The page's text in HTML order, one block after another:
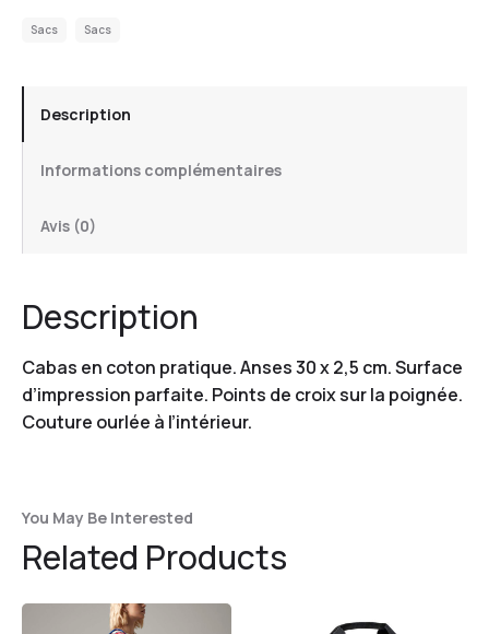
Sacs Sacs
Description
Informations complémentaires
Avis (0)
Description
Cabas en coton pratique. Anses 30 x 2,5 cm. Surface
d’impression parfaite. Points de croix sur la poignée.
Couture ourlée à l’intérieur.
You May Be Interested
Related Products